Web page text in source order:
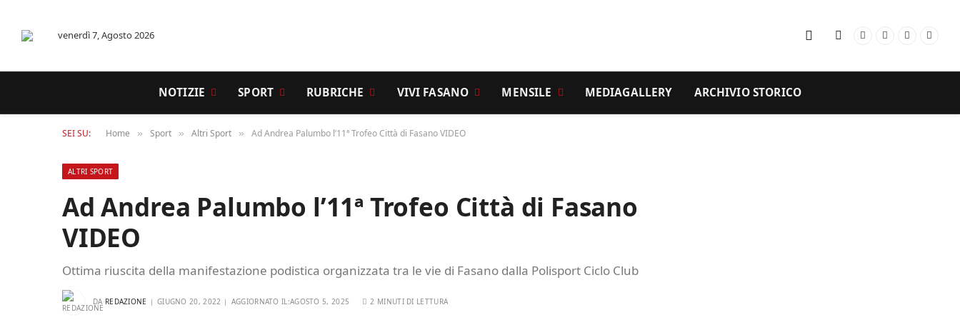
venerdì 7, Agosto 2026 FacebookInstagram
YouTube
RSS
NOTIZIE SPORT RUBRICHE VIVI FASANO MENSILE MEDIAGALLERY ARCHIVIO STORICO
SEI SU: Home » Sport » Altri Sport » Ad Andrea Palumbo l’11ª Trofeo Città di Fasano VIDEO
ALTRI SPORT
Ad Andrea Palumbo l’11ª Trofeo Città di Fasano
VIDEO
Ottima riuscita della manifestazione podistica organizzata tra le vie di Fasano dalla Polisport Ciclo Club
DA REDAZIONE GIUGNO 20, 2022 AGGIORNATO IL:AGOSTO 5, 2025 2 MINUTI DI LETTURA